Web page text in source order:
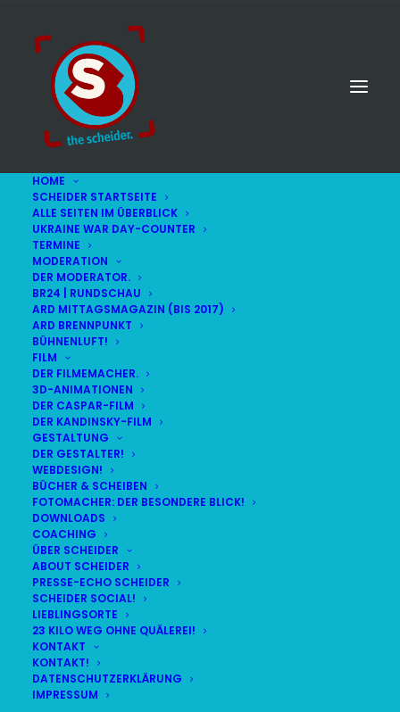
HOME
SCHEIDER STARTSEITE
ALLE SEITEN IM ÜBERBLICK
UKRAINE WAR DAY-COUNTER
TERMINE
MODERATION
DER MODERATOR.
BR24 | RUNDSCHAU
ARD MITTAGSMAGAZIN (BIS 2017)
ARD BRENNPUNKT
BÜHNENLUFT!
FILM
DER FILMEMACHER.
3D-ANIMATIONEN
DER CASPAR-FILM
DER KANDINSKY-FILM
GESTALTUNG
DER GESTALTER!
WEBDESIGN!
BÜCHER & SCHEIBEN
FOTOMACHER: DER BESONDERE BLICK!
DOWNLOADS
COACHING
ÜBER SCHEIDER
ABOUT SCHEIDER
PRESSE-ECHO SCHEIDER
SCHEIDER SOCIAL!
LIEBLINGSORTE
23 KILO WEG OHNE QUÄLEREI!
KONTAKT
KONTAKT!
DATENSCHUTZERKLÄRUNG
IMPRESSUM
© STEFAN SCHEIDER
LIVE(alle Termine
DEMNÄCHST:
FR
07
AUG
BR24 | 18.30 UHR
BR MÜNCHEN FREIMANN
HAUPTMENÜ